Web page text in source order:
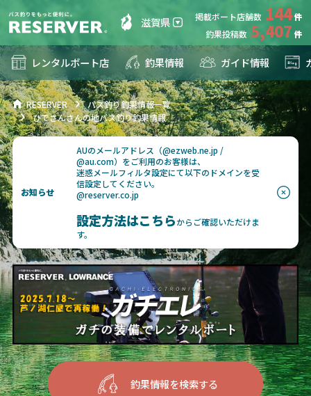
滋賀県 掲載ボート店舗数 144
釣果投稿数 5,407
レンタルボート店 釣果情報 ガイド情報
RESERVER
バス釣り釣果情報一覧
ひでさんさんの地バス釣り釣果情報
お知らせ
AUのメールアドレス（@ezweb.ne.jp /
@au.com）をご利用のお客様は、
迷惑メールフィルタ設定にて以下のドメインを受
信設定してください。
@reserver.co.jp
設定方法はこちらからご確認いただけま
す。
釣果情報を検索する